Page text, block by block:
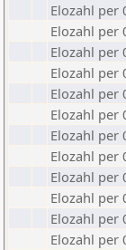
Elozahl per
Elozahl per
Elozahl per
Elozahl per
Elozahl per
Elozahl per
Elozahl per
Elozahl per
Elozahl per
Elozahl per
Elozahl per
Elozahl per